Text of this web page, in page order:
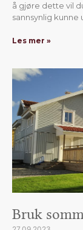
å gjøre dette vil
sannsynlig
Les mer »
Bruk